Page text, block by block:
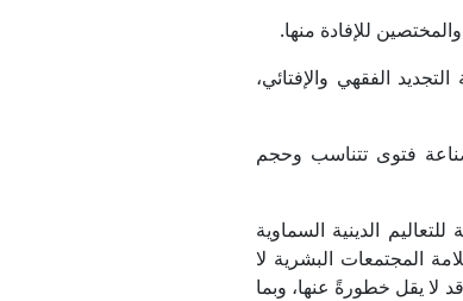
للإفادة منها.
الفقهي والإفتائي،
فتوى تتناسب وحجم
الدينية السماوية
المجتمعات البشرية لا
لا يقل خطورةً عنها، وبما